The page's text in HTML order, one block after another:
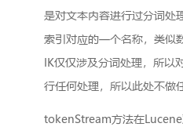
是对文本内容进行过分词处
索引对应的一个名称，类似
IK仅仅涉及分词处理，所
行任何处理，所以此处不做
tokenStream方法在